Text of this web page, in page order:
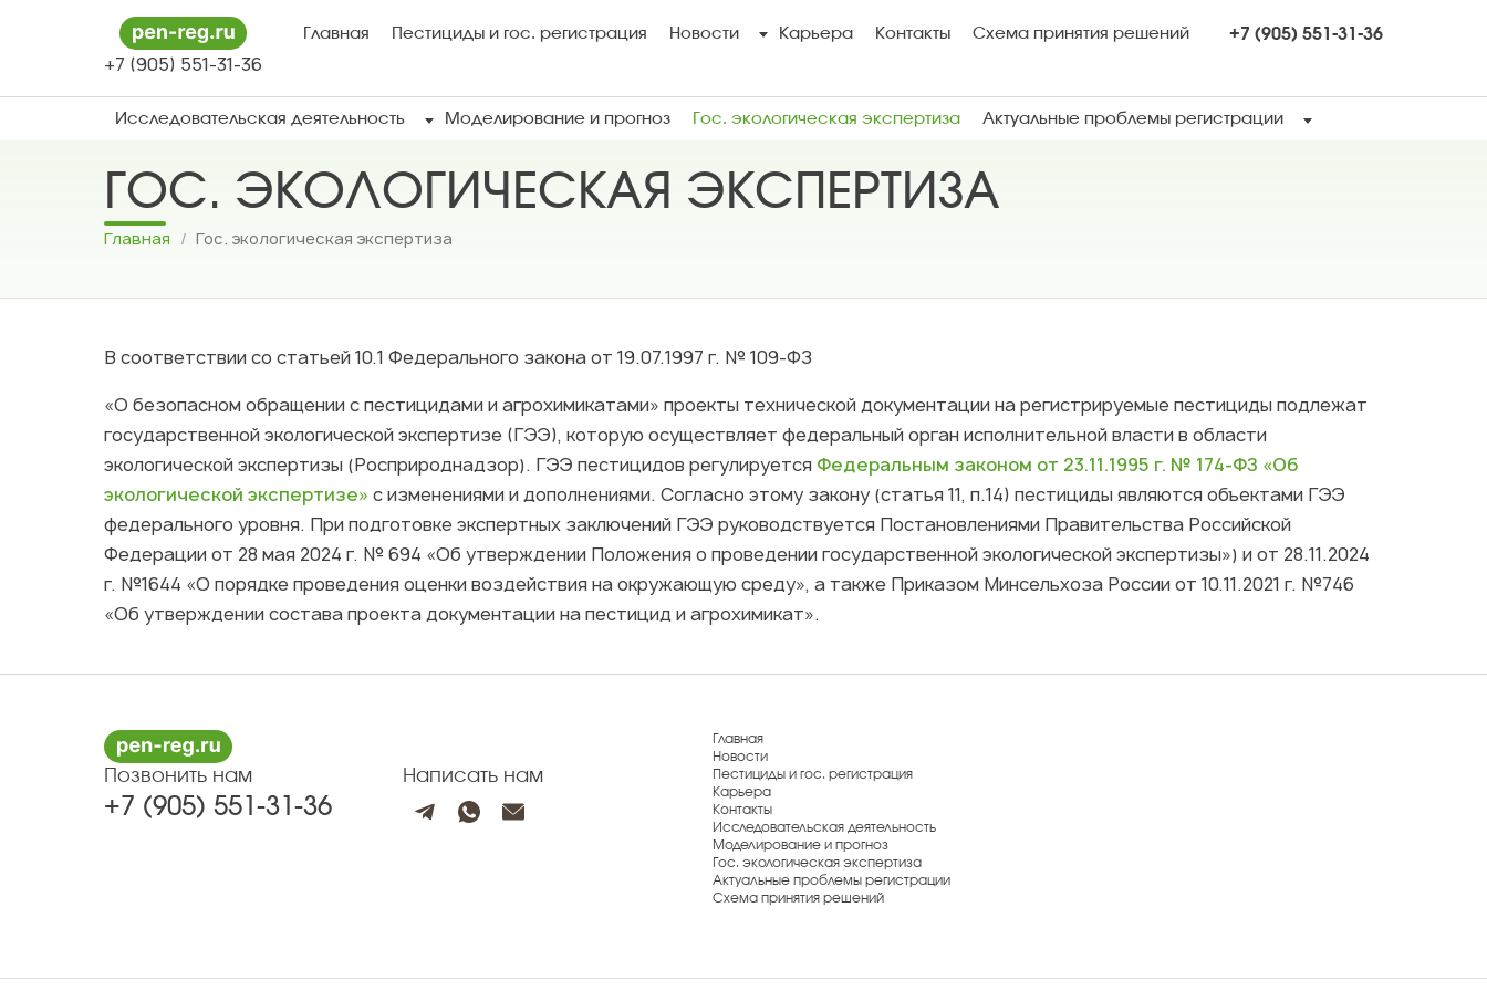
Главная Пестициды и гос. регистрация Новости Карьера Контакты Схема принятия решений +7 (905) 551-31-36
+7 (905) 551-31-36
Исследовательская деятельность Моделирование и прогноз Гос. экологическая экспертиза Актуальные проблемы регистрации
ГОС. ЭКОЛОГИЧЕСКАЯ ЭКСПЕРТИЗА
Главная / Гос. экологическая экспертиза
В соответствии со статьей 10.1 Федерального закона от 19.07.1997 г. № 109-ФЗ
«О безопасном обращении с пестицидами и агрохимикатами» проекты технической документации на регистрируемые пестициды подлежат
государственной экологической экспертизе (ГЭЭ), которую осуществляет федеральный орган исполнительной власти в области
экологической экспертизы (Росприроднадзор). ГЭЭ пестицидов регулируется Федеральным законом от 23.11.1995 г. № 174-ФЗ «Об
экологической экспертизе» с изменениями и дополнениями. Согласно этому закону (статья 11, п.14) пестициды являются объектами ГЭЭ
федерального уровня. При подготовке экспертных заключений ГЭЭ руководствуется Постановлениями Правительства Российской
Федерации от 28 мая 2024 г. № 694 «Об утверждении Положения о проведении государственной экологической экспертизы») и от 28.11.2024
г. №1644 «О порядке проведения оценки воздействия на окружающую среду», а также Приказом Минсельхоза России от 10.11.2021 г. №746
«Об утверждении состава проекта документации на пестицид и агрохимикат».
Позвонить нам
+7 (905) 551-31-36
Написать нам
Главная
Новости
Пестициды и гос. регистрация
Карьера
Контакты
Исследовательская деятельность
Моделирование и прогноз
Гос. экологическая экспертиза
Актуальные проблемы регистрации
Схема принятия решений